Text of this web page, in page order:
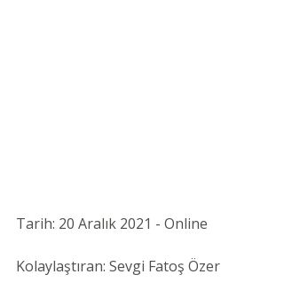
Tarih: 20 Aralık 2021 - Online
Kolaylaştıran: Sevgi Fatoş Özer